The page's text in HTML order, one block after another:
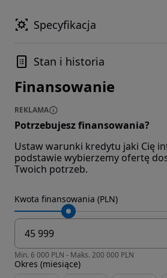
Specyfikacja
Stan i historia
Finansowanie
REKLAMA
Potrzebujesz finansowania?
Ustaw warunki kredytu jaki Cię
podstawie wybierzemy ofertę
Twoich potrzeb.
Kwota finansowania (PLN)
Min. 6 000 PLN - Maks. 200 000 PLN
Okres (miesiące)